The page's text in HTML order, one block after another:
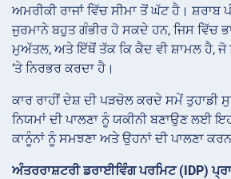
ਅਮਰੀਕੀ ਰਾਜਾਂ ਵਿੱਚ ਸੀਮਾ ਤੋਂ ਘੱਟ ਹੈ। ਸ਼ਰਾਬ
ਜੁਰਮਾਨੇ ਬਹੁਤ ਗੰਭੀਰ ਹੋ ਸਕਦੇ ਹਨ, ਜਿਸ ਵਿੱਚ
ਮੁਅੱਤਲ, ਅਤੇ ਇੱਥੋਂ ਤੱਕ ਕਿ ਕੈਦ ਵੀ ਸ਼ਾਮਲ ਹੈ, ਜੋ
‘ਤੇ ਨਿਰਭਰ ਕਰਦਾ ਹੈ।
ਕਾਰ ਰਾਹੀਂ ਦੇਸ਼ ਦੀ ਪੜਚੋਲ ਕਰਦੇ ਸਮੇਂ ਤੁਹਾਡੀ
ਨਿਯਮਾਂ ਦੀ ਪਾਲਣਾ ਨੂੰ ਯਕੀਨੀ ਬਣਾਉਣ ਲਈ
ਕਾਨੂੰਨਾਂ ਨੂੰ ਸਮਝਣਾ ਅਤੇ ਉਹਨਾਂ ਦੀ ਪਾਲਣਾ
ਅੰਤਰਰਾਸ਼ਟਰੀ ਡਰਾਈਵਿੰਗ ਪਰਮਿਟ (IDP)